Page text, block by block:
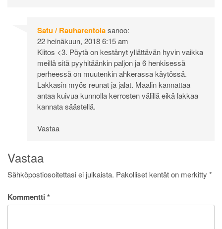
Satu / Rauharentolasanoo:
22 heinäkuun, 2018 6:15 am
Kiitos <3. Pöytä on kestänyt yllättävän hyvin vaikka
meillä sitä pyyhitäänkin paljon ja 6 henkisessä
perheessä on muutenkin ahkerassa käytössä.
Lakkasin myös reunat ja jalat. Maalin kannattaa
antaa kuivua kunnolla kerrosten välillä eikä lakkaa
kannata säästellä.
Vastaa
Vastaa
Sähköpostiosoitettasi ei julkaista. Pakolliset kentät on merkitty *
Kommentti *